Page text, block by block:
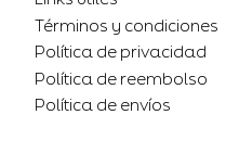
Términos y condiciones
Política de privacidad
Política de reembolso
Política de envíos